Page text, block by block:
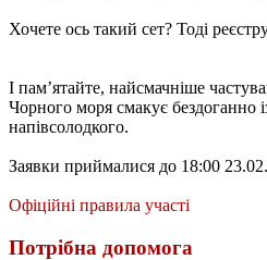
Хочете ось такий сет? Тоді
І пам’ятайте, найсмачніше
Чорного моря смакує бездоганно
напівсолодкого.
Заявки приймалися до 18:00
Офіційні правила участі
Потрібна допомога